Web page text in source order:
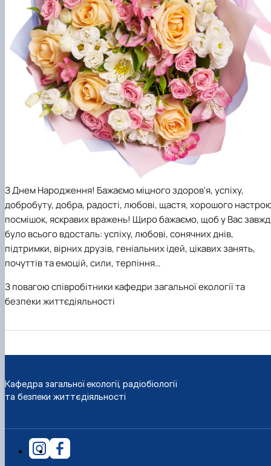
З Днем Народження! Бажаємо міцного здоров'я, успіху,
добробуту, добра, радості, любові, щастя, хорошого
посмішок, яскравих вражень! Щиро бажаємо, щоб у Вас
було всього вдосталь: успіху, любові, сонячних днів,
підтримки, вірних друзів, геніальних ідей, цікавих занять,
почуттів та емоцій, сили, терпіння…
З повагою співробітники кафедризагальної екології та
безпеки життєдіяльності
Кафедра загальної екології, радіобіології
та безпеки життєдіяльності